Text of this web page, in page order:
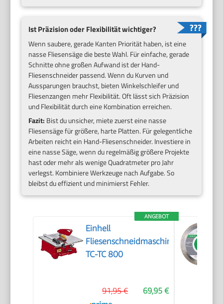
Ist Präzision oder Flexibilität wichtiger?
Wenn saubere, gerade Kanten Priorität haben, ist eine
nasse Fliesensäge die beste Wahl. Für einfache, gerade
Schnitte ohne großen Aufwand ist der Hand-
Fliesenschneider passend. Wenn du Kurven und
Aussparungen brauchst, bieten Winkelschleifer und
Fliesenzangen mehr Flexibilität. Oft lässt sich Präzision
und Flexibilität durch eine Kombination erreichen.
Fazit: Bist du unsicher, miete zuerst eine nasse
Fliesensäge für größere, harte Platten. Für gelegentliche
Arbeiten reicht ein Hand-Fliesenschneider. Investiere in
eine nasse Säge, wenn du regelmäßig größere Projekte
hast oder mehr als wenige Quadratmeter pro Jahr
verlegst. Kombiniere Werkzeuge nach Aufgabe. So
bleibst du effizient und minimierst Fehler.
ANGEBOT
Einhell
Fliesenschneidmaschine
TC-TC 800
69,95 €
91,95 €